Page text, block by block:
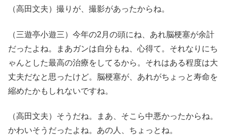
（高田文夫）撮りが、撮影があったからね。
（三遊亭小遊三）今年の2月の頭にね、あれ脳梗塞が余計
だったよね。まあガンは自分もね、心得て。それなりにち
ゃんとした最高の治療をしてるから。それはある程度は大
丈夫だなと思ったけど。脳梗塞が、あれがちょっと寿命を
縮めたかもしれないですね。
（高田文夫）そうだね。まあ、そこら中悪かったからね。
かわいそうだったよね。あの人、ちょっとね。